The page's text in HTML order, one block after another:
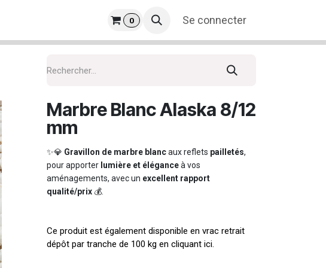
0 Se connecter
Marbre Blanc Alaska 8/12
mm
✨💎 Gravillon de marbre blancaux reflets pailletés,
pour apporter lumière et éléganceà vos
aménagements, avec un excellent rapport
qualité/prix 💰.
Ce produit est également disponible en vrac retrait
dépôt par tranche de 100 kg en cliquant ici.